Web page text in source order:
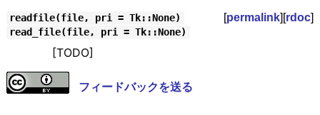
readfile(file, pri = Tk::None) [permalink][rdoc]
read_file(file, pri = Tk::None)
[TODO]
フィードバックを送る